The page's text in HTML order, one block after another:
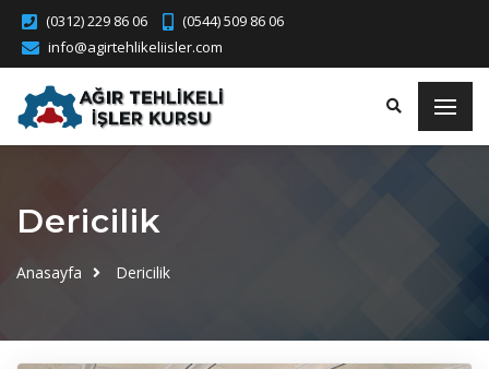
(0312) 229 86 06
(0544) 509 86 06
info@agirtehlikeliisler.com
Dericilik
Anasayfa Dericilik